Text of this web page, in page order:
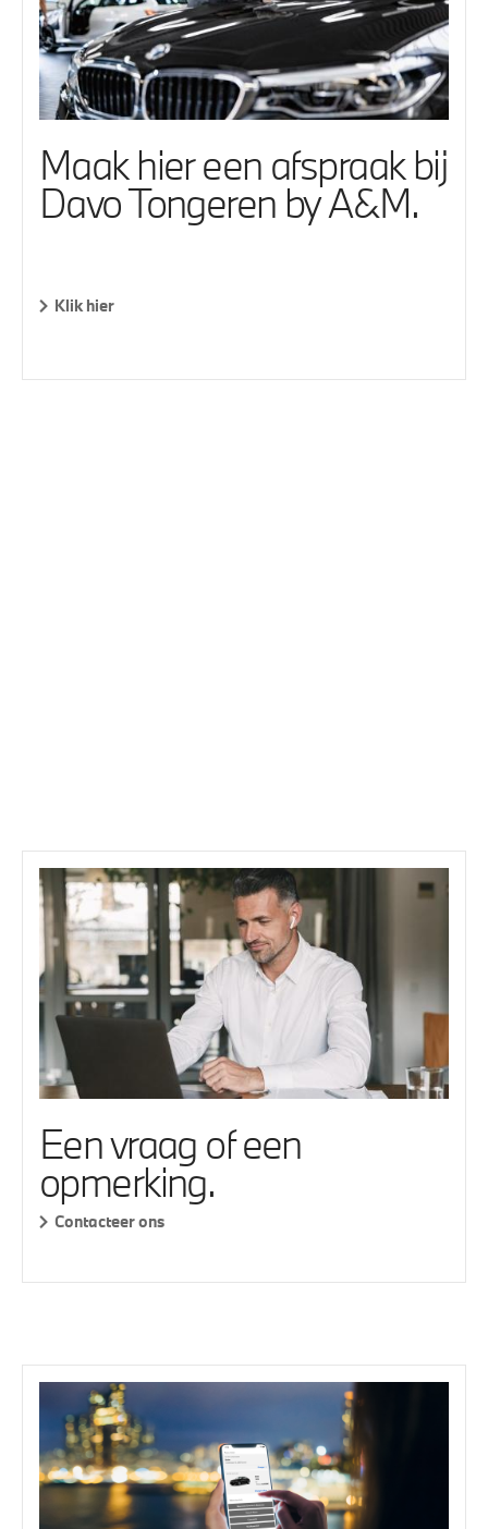
Maak hier een afspraak bij
Davo Tongeren by A&M.
Klik hier
Een vraag of een
opmerking.
Contacteer ons